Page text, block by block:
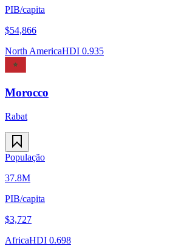
PIB/capita
$54,866
North AmericaHDI 0.935
Morocco
Rabat
População
37.8M
PIB/capita
$3,727
AfricaHDI 0.698